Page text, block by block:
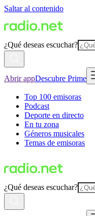
Saltar al contenido
¿Qué deseas escuchar?
Abrir appDescubre Prime
Top 100 emisoras
Podcast
Deporte en directo
En tu zona
Géneros musicales
Temas de emisoras
¿Qué deseas escuchar?